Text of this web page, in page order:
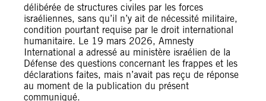
délibérée de structures civiles par les forces
israéliennes, sans qu’il n’y ait de nécessité militaire,
condition pourtant requise par le droit international
humanitaire. Le 19 mars 2026, Amnesty
International a adressé au ministère israélien de la
Défense des questions concernant les frappes et les
déclarations faites, mais n’avait pas reçu de réponse
au moment de la publication du présent
communiqué.